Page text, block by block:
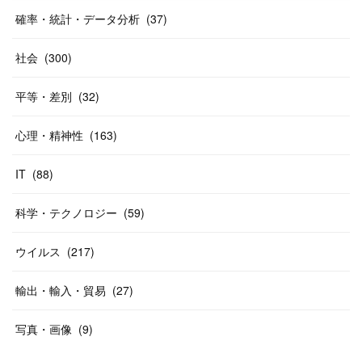
確率・統計・データ分析 (37)
社会 (300)
平等・差別 (32)
心理・精神性 (163)
IT (88)
科学・テクノロジー (59)
ウイルス (217)
輸出・輸入・貿易 (27)
写真・画像 (9)